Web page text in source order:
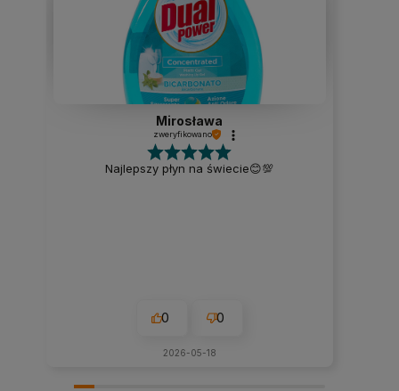
Mirosława
zweryfikowano
Najlepszy płyn na świecie😊💯
0 0
2026-05-18